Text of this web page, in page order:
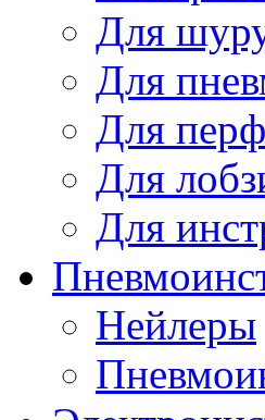
Для
Для
Для
Для
Для
Нейлеры